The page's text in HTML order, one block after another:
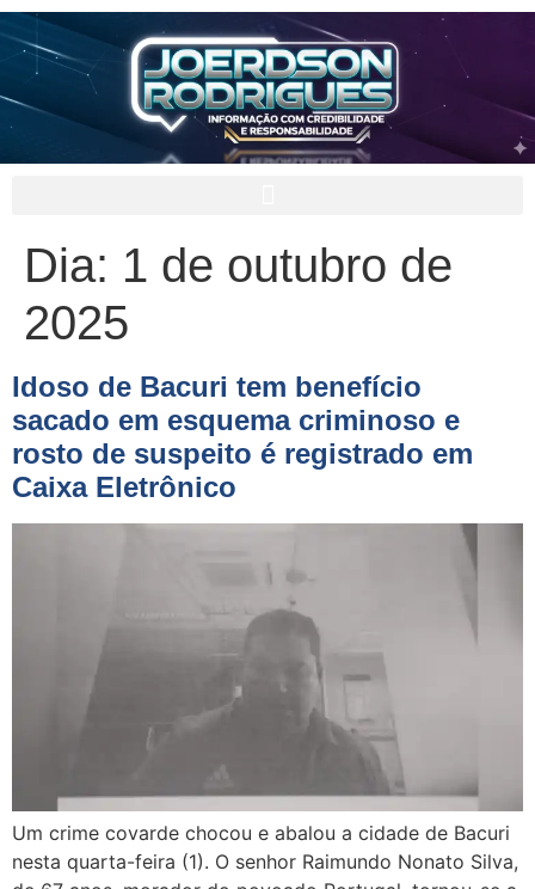
Dia: 1 de outubro de
2025
Idoso de Bacuri tem benefício
sacado em esquema criminoso e
rosto de suspeito é registrado em
Caixa Eletrônico
Um crime covarde chocou e abalou a cidade de Bacuri
nesta quarta-feira (1). O senhor Raimundo Nonato Silva,